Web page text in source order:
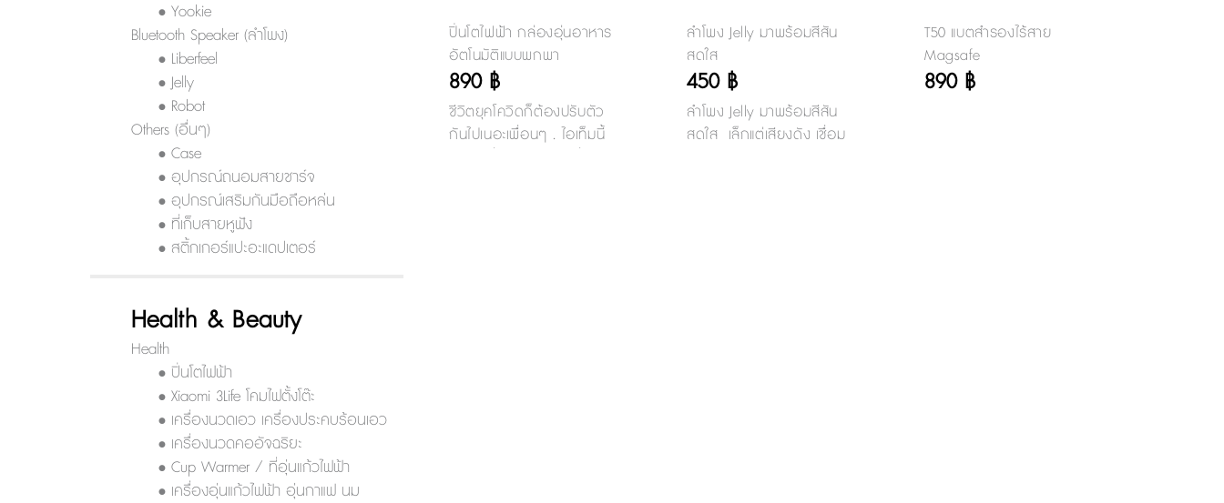
• Yookie
Bluetooth Speaker (ลำโพง)
• Liberfeel
• Jelly
• Robot
Others (อื่นๆ)
• Case
• อุปกรณ์ถนอมสายชาร์จ
• อุปกรณ์เสริมกันมือถือหล่น
• ที่เก็บสายหูฟัง
• สติ้กเกอร์แปะอะแดปเตอร์
Health & Beauty
Health
• ปิ่นโตไฟฟ้า
• Xiaomi 3Life โคมไฟตั้งโต๊ะ
• เครื่องนวดเอว เครื่องประคบร้อนเอว
• เครื่องนวดคออัจฉริยะ
• Cup Warmer / ที่อุ่นแก้วไฟฟ้า
• เครื่องอุ่นแก้วไฟฟ้า อุ่นกาแฟ นม
ปิ่นโตไฟฟ้า กล่องอุ่นอาหาร
อัตโนมัติแบบพกพา
890 ฿
ชีวิตยุคโควิดก็ต้องปรับตัว
กันไปเนอะเพื่อนๆ . ไอเท็มนี้
ลำโพง Jelly มาพร้อมสีสัน
สดใส
450 ฿
ลำโพง Jelly มาพร้อมสีสัน
สดใส เล็กแต่เสียงดัง เชื่อม
T50 แบตสำรองไร้สาย
Magsafe
890 ฿